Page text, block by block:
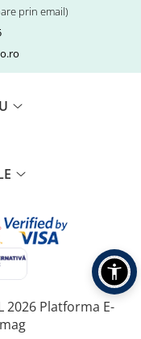
prin email)
2026 Platforma E-